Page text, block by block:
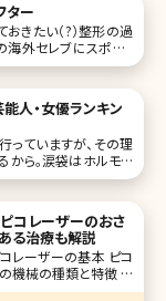
ター
きたい（?）整形の過
外セレブにスポット
「鼻」。欧米特有の彫
かくにも「鼻」なんで
人・女優ランキン
っていますが、その理
から。涙袋はホルモン
女性のポイントとして
コレーザーのおさ
る治療も解説
機械の種類と特徴 ピ
レーザーのその他の